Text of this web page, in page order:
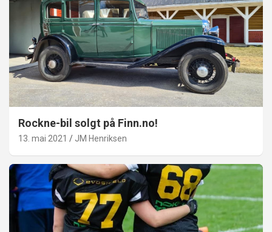
Rockne-bil solgt på Finn.no!
13. mai 2021 JM Henriksen